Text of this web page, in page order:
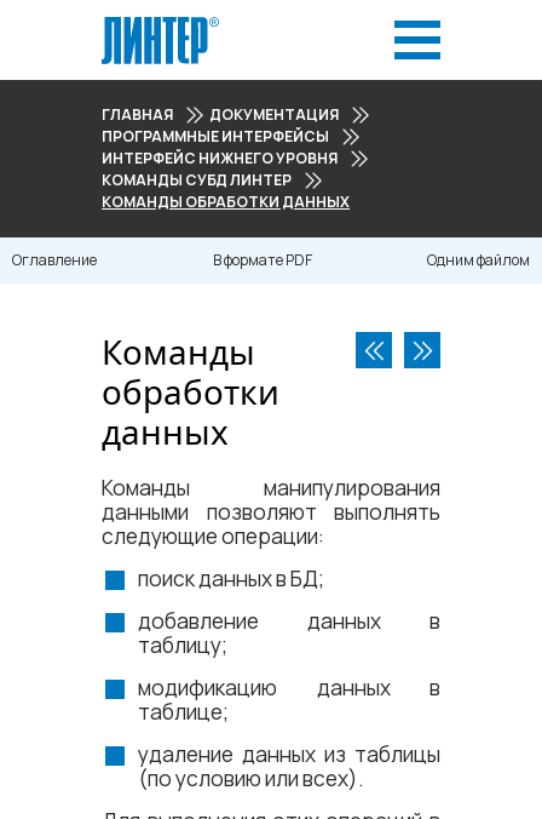
ГЛАВНАЯ
ДОКУМЕНТАЦИЯ
ПРОГРАММНЫЕ ИНТЕРФЕЙСЫ
ИНТЕРФЕЙС НИЖНЕГО УРОВНЯ
КОМАНДЫ СУБД ЛИНТЕР
КОМАНДЫ ОБРАБОТКИ ДАННЫХ
Оглавление В формате PDF Одним файлом
Команды
обработки
данных
Команды манипулирования
данными позволяют выполнять
следующие операции:
поиск данных в БД;
добавление данных в
таблицу;
модификацию данных в
таблице;
удаление данных из таблицы
(по условию или всех).